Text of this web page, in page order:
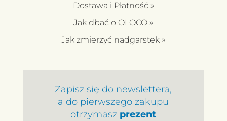
Dostawa i Płatność »
Jak dbać o OLOCO »
Jak zmierzyć nadgarstek »
Zapisz się do newslettera,
a do pierwszego zakupu
otrzymasz prezent